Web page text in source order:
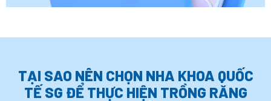
TẠI SAO NÊN CHỌN NHA KHOA QUỐC
TẾ SG ĐỂ THỰC HIỆN TRỒNG RĂNG